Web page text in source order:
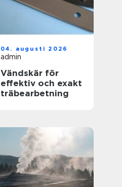
04. augusti 2026
admin
Vändskär för
effektiv och exakt
träbearbetning